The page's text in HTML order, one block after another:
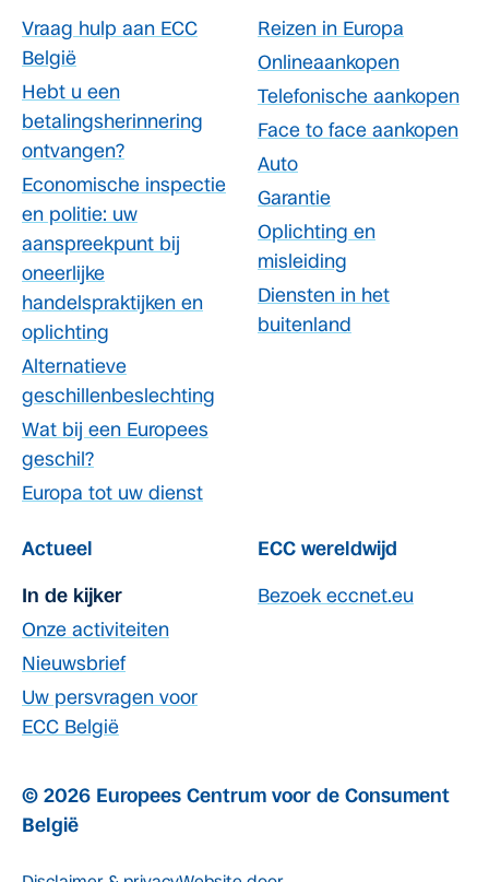
Vraag hulp aan ECC
België
Hebt u een
betalingsherinnering
ontvangen?
Economische inspectie
en politie: uw
aanspreekpunt bij
oneerlijke
handelspraktijken en
oplichting
Alternatieve
geschillenbeslechting
Wat bij een Europees
geschil?
Europa tot uw dienst
Reizen in Europa
Onlineaankopen
Telefonische aankopen
Face to face aankopen
Auto
Garantie
Oplichting en
misleiding
Diensten in het
buitenland
Actueel
In de kijker
Onze activiteiten
Nieuwsbrief
Uw persvragen voor
ECC België
ECC wereldwijd
Bezoek eccnet.eu
© 2026 Europees Centrum voor de Consument
België